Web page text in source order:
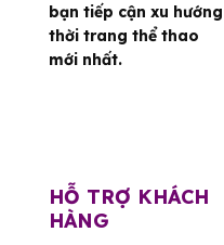
bạn tiếp cận xu hướng
thời trang thể thao
mới nhất.
HỖ TRỢ KHÁCH
HÀNG